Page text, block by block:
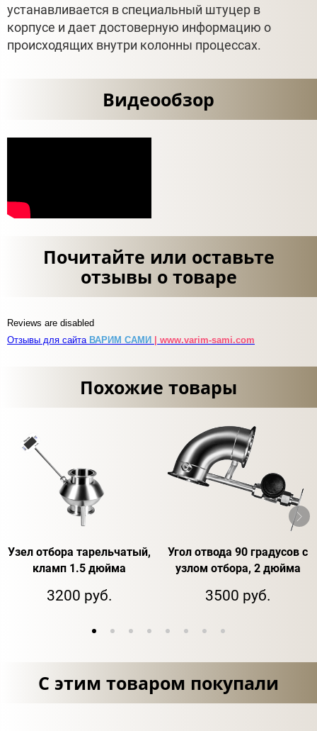
устанавливается в специальный штуцер в
корпусе и дает достоверную информацию о
происходящих внутри колонны процессах.
Видеообзор
Почитайте или оставьте
отзывы о товаре
Reviews are disabled
Отзывы для сайта ВАРИМ САМИ | www.varim-sami.com
Похожие товары
Узел отбора тарельчатый,
кламп 1.5 дюйма
3200 руб.
Угол отвода 90 градусов с
узлом отбора, 2 дюйма
3500 руб.
С этим товаром покупали